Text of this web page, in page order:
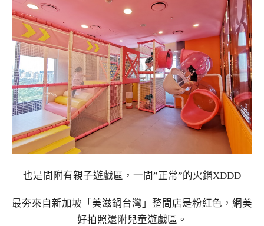
也是間附有親子遊戲區，一間”正常”的火鍋XDDD
最夯來自新加坡「美滋鍋台灣」整間店是粉紅色，網美
好拍照還附兒童遊戲區。